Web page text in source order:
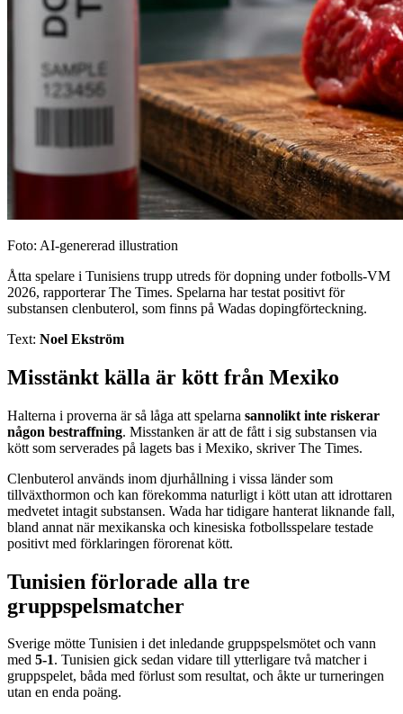
Foto: AI-genererad illustration
Åtta spelare i Tunisiens trupp utreds för dopning under fotbolls-VM
2026, rapporterar The Times. Spelarna har testat positivt för
substansen clenbuterol, som finns på Wadas dopingförteckning.
Text: Noel Ekström
Misstänkt källa är kött från Mexiko
Halterna i proverna är så låga att spelarna sannolikt inte riskerar
någon bestraffning. Misstanken är att de fått i sig substansen via
kött som serverades på lagets bas i Mexiko, skriver The Times.
Clenbuterol används inom djurhållning i vissa länder som
tillväxthormon och kan förekomma naturligt i kött utan att idrottaren
medvetet intagit substansen. Wada har tidigare hanterat liknande fall,
bland annat när mexikanska och kinesiska fotbollsspelare testade
positivt med förklaringen förorenat kött.
Tunisien förlorade alla tre
gruppspelsmatcher
Sverige mötte Tunisien i det inledande gruppspelsmötet och vann
med 5-1. Tunisien gick sedan vidare till ytterligare två matcher i
gruppspelet, båda med förlust som resultat, och åkte ur turneringen
utan en enda poäng.